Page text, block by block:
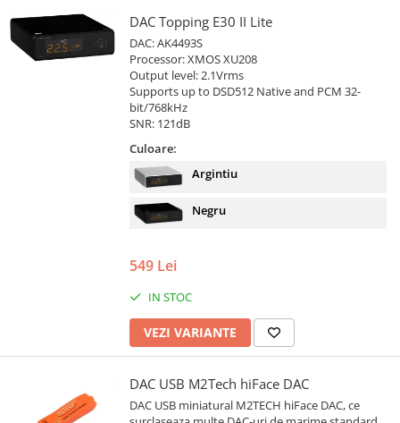
DAC Topping E30 II Lite
DAC: AK4493S
Processor: XMOS XU208
Output level: 2.1Vrms
Supports up to DSD512 Native and PCM 32-
bit/768kHz
SNR: 121dB
Culoare:
Argintiu
Negru
549 Lei
IN STOC
VEZI VARIANTE
DAC USB M2Tech hiFace DAC
DAC USB miniatural M2TECH hiFace DAC, ce